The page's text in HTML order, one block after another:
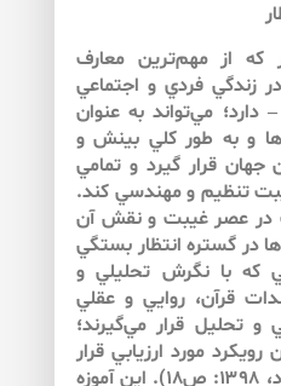
كه از مهم‌‌ترين معارف
فردي و اجتماعي
دارد؛ مي‌‌تواند به عنوان
و به طور كلي بينش و
قرار گيرد و تمامي
تنظيم و مهندسي كند.
در عصر غيبت و نقش آن
در گستره انتظار بستگي
كه با نگرش تحليلي و
قرآن، روايي و عقلي
تحليل قرار مي‌‌گيرند؛
رويكرد مورد ارزيابي قرار
بگيرد و بازخواني شود (الهي‌‌نژاد، ۱۳۹۸: ص۱۸). اين آموزه